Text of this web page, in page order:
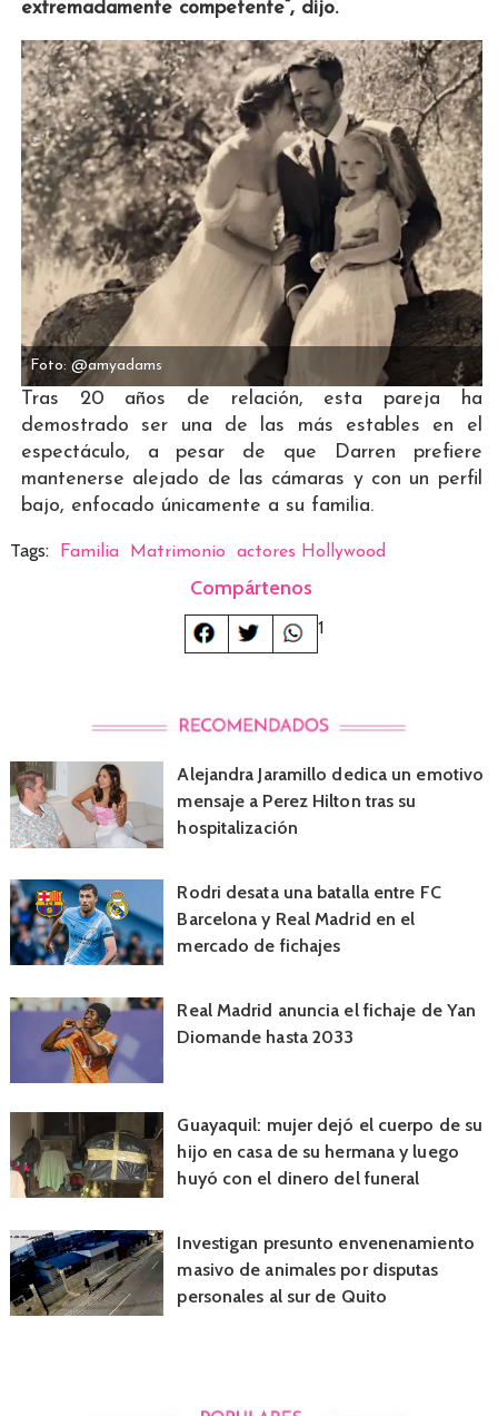
extremadamente competente”, dijo.
Foto: @amyadams
Tras 20 años de relación, esta pareja ha
demostrado ser una de las más estables en el
espectáculo, a pesar de que Darren prefiere
mantenerse alejado de las cámaras y con un perfil
bajo, enfocado únicamente a su familia.
Tags: Familia Matrimonio actores Hollywood
Compártenos
1
Alejandra Jaramillo dedica un emotivo
mensaje a Perez Hilton tras su
hospitalización
Rodri desata una batalla entre FC
Barcelona y Real Madrid en el
mercado de fichajes
Real Madrid anuncia el fichaje de Yan
Diomande hasta 2033
Guayaquil: mujer dejó el cuerpo de su
hijo en casa de su hermana y luego
huyó con el dinero del funeral
Investigan presunto envenenamiento
masivo de animales por disputas
personales al sur de Quito